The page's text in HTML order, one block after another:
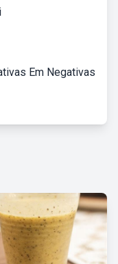
Em Negativas